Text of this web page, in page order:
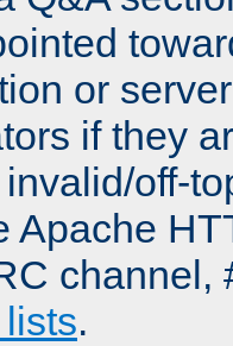
or
if they
off-
Apache
channel,
.